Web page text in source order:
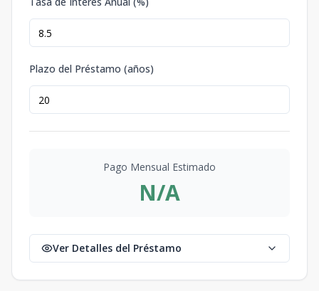
Plazo del Préstamo (años)
Pago Mensual Estimado
N/A
Ver Detalles del Préstamo